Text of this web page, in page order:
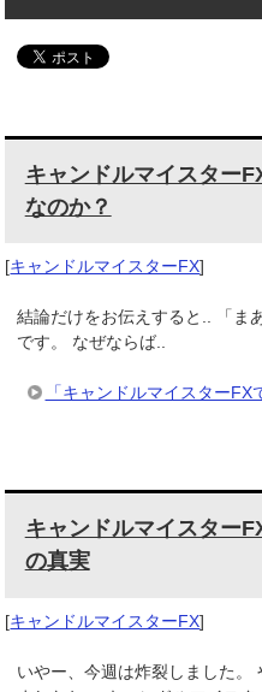
キャンドルマイスター
なのか？
[キャンドルマイスターFX]
結論だけをお伝えすると.. 「ま
です。 なぜならば..
「キャンドルマイスターFX
キャンドルマイスター
の真実
[キャンドルマイスターFX]
いやー、今週は炸裂しました。